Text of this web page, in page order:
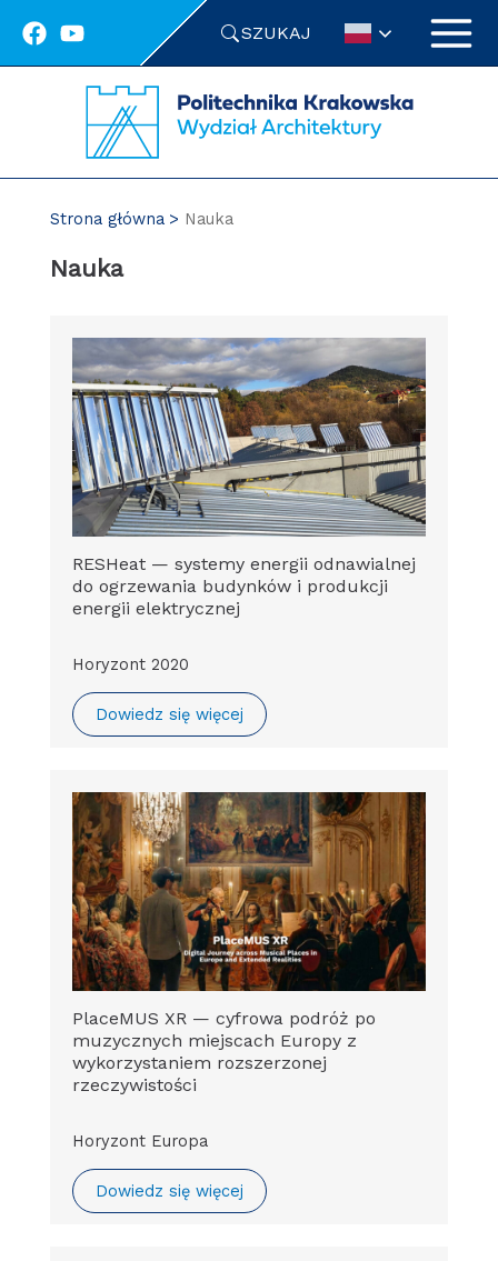
SZUKAJ
Strona główna Nauka
Nauka
RESHeat — systemy energii odnawialnej
do ogrzewania budynków i produkcji
energii elektrycznej
Horyzont 2020
Dowiedz się więcej
PlaceMUS XR — cyfrowa podróż po
muzycznych miejscach Europy z
wykorzystaniem rozszerzonej
rzeczywistości
Horyzont Europa
Dowiedz się więcej